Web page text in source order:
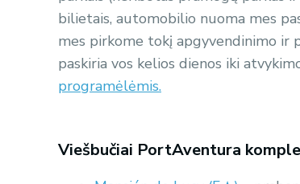
bilietais, automobilio nuoma mes
mes pirkome tokį apgyvendinimo ir
paskiria vos kelios dienos iki
programėlėmis.
Viešbučiai PortAventura